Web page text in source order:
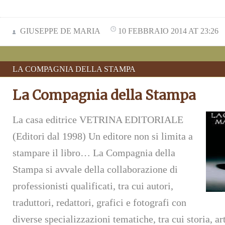
GIUSEPPE DE MARIA 10 FEBBRAIO 2014 AT 23:26
LA COMPAGNIA DELLA STAMPA
La Compagnia della Stampa
La casa editrice VETRINA EDITORIALE
(Editori dal 1998) Un editore non si limita a
stampare il libro… La Compagnia della
Stampa si avvale della collaborazione di
professionisti qualificati, tra cui autori,
traduttori, redattori, grafici e fotografi con
diverse specializzazioni tematiche, tra cui storia,